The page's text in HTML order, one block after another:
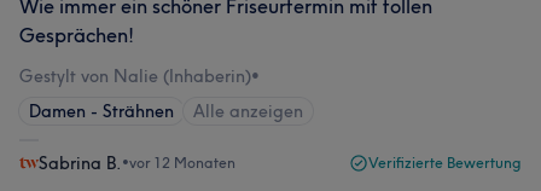
Wie immer ein schöner Friseurtermin mit tollen
Gesprächen!
Gestylt von Nalie (Inhaberin)•
Damen - Strähnen
Alle anzeigen
Sabrina B. •vor 12 Monaten Verifizierte Bewertung